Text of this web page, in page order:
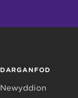
DARGANFOD
Newyddion